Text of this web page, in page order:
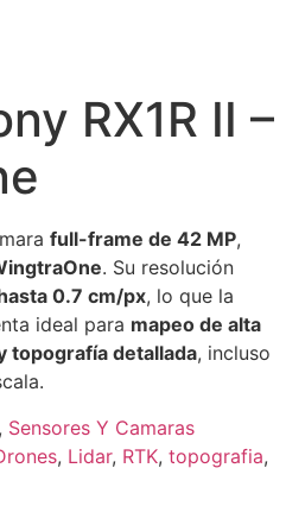
RX1R II –
full-frame de 42 MP,
. Su resolución
0.7 cm/px, lo que la
ideal para mapeo de alta
topografía detallada, incluso
, Sensores Y Camaras
, Lidar, RTK, topografia,